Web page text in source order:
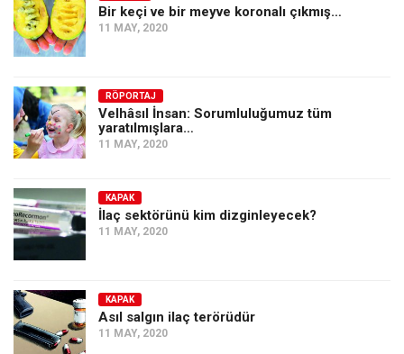
Bir keçi ve bir meyve koronalı çıkmış…
11 MAY, 2020
RÖPORTAJ
Velhâsıl İnsan: Sorumluluğumuz tüm
yaratılmışlara…
11 MAY, 2020
KAPAK
İlaç sektörünü kim dizginleyecek?
11 MAY, 2020
KAPAK
Asıl salgın ilaç terörüdür
11 MAY, 2020